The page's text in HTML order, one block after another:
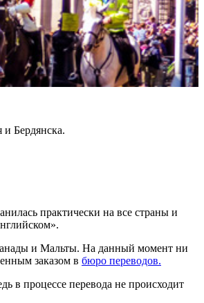
Бердянска.
практически на все страны и
и Мальты. На данный момент ни
заказом в бюро переводов.
в процессе перевода не происходит